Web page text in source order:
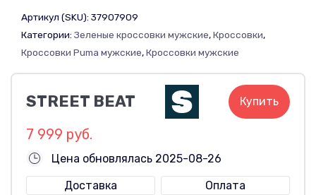
Артикул (SKU): 37907909
Категории: Зеленые кроссовки мужские,Кроссовки,
Кроссовки Puma мужские,Кроссовки мужские
STREET BEAT Купить
7 999 руб.
Цена обновлялась 2025-08-26
Доставка
Оплата